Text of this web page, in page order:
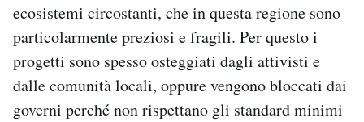
ecosistemi circostanti, che in questa regione sono
particolarmente preziosi e fragili. Per questo i
progetti sono spesso osteggiati dagli attivisti e
dalle comunità locali, oppure vengono bloccati dai
governi perché non rispettano gli standard minimi